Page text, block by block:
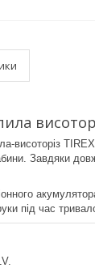
висоторіз
Завдяки
під час